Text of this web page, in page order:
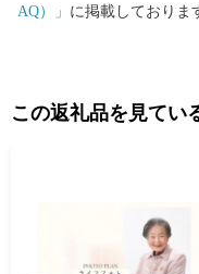
AQ）」 に掲載しておりま
この返礼品を見てい